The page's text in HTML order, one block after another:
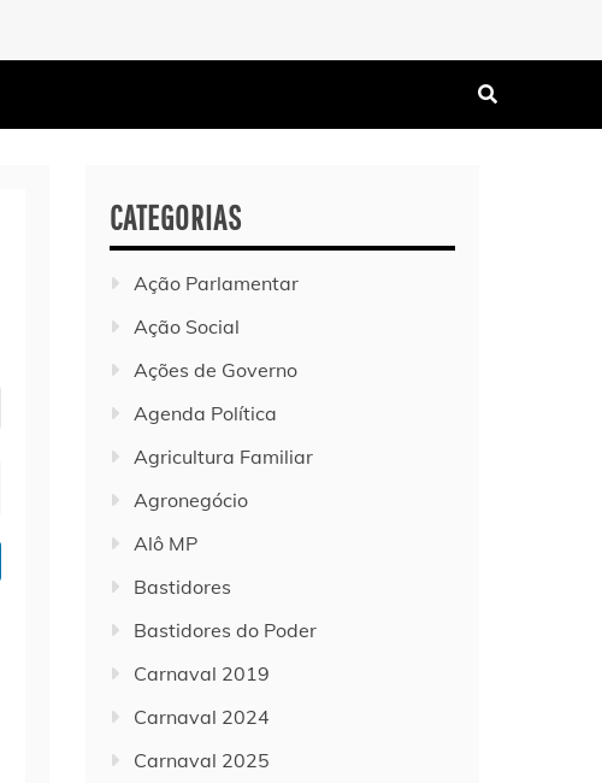
CATEGORIAS
Ação Parlamentar
Ação Social
Ações de Governo
Agenda Política
Agricultura Familiar
Agronegócio
Alô MP
Bastidores
Bastidores do Poder
Carnaval 2019
Carnaval 2024
Carnaval 2025